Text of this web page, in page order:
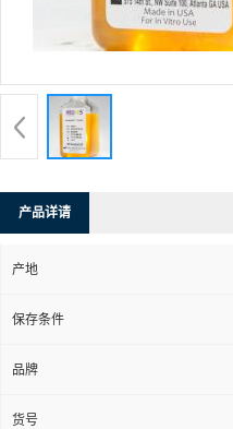
产品详请
产地
保存条件
品牌
货号